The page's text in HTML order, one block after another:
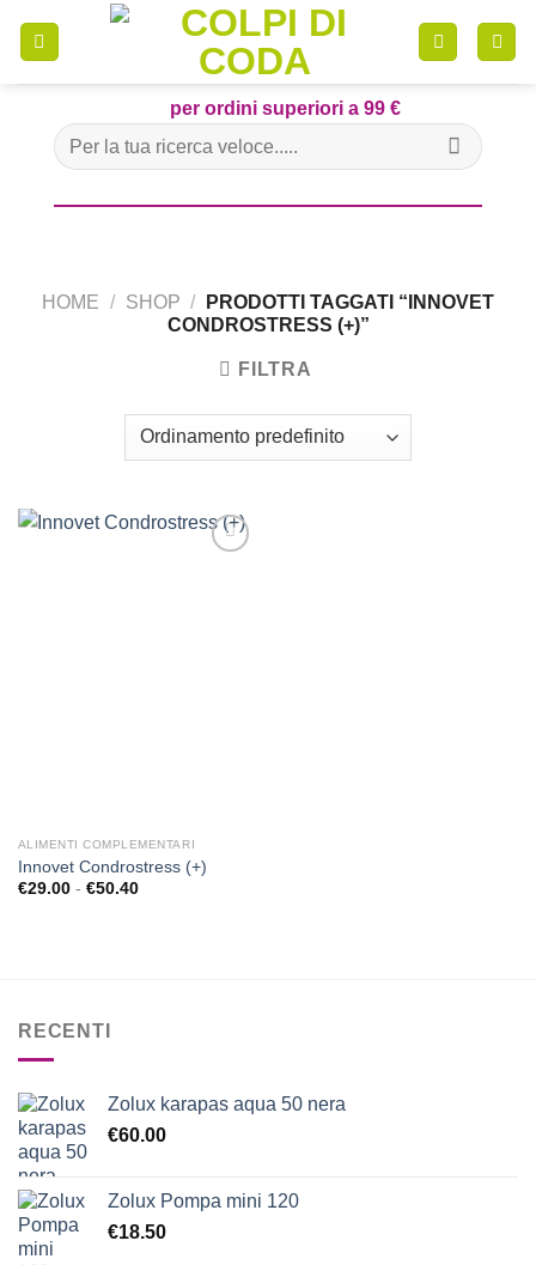
per ordini superiori a 99 €
Cerca:
HOME / SHOP /
PRODOTTI TAGGATI “INNOVET
CONDROSTRESS (+)”
FILTRA
ALIMENTI COMPLEMENTARI
Innovet Condrostress (+)
€29.00 - €50.40Fascia
RECENTI
Zolux karapas aqua 50 nera
€60.00
Zolux Pompa mini 120
€18.50